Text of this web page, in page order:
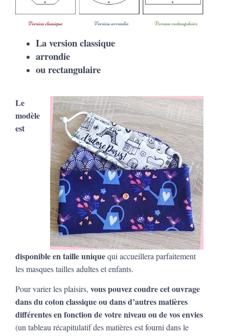
La version classique
arrondie
ou rectangulaire
Le
modèle
est
disponible en taille uniquequi accueillera parfaitement
les masques tailles adultes et enfants.
Pour varier les plaisirs, vous pouvez coudre cet ouvrage
dans du coton classique ou dans d’autres matières
différentes en fonction de votre niveau ou de vos envies
(un tableau récapitulatif des matières est fourni dans le